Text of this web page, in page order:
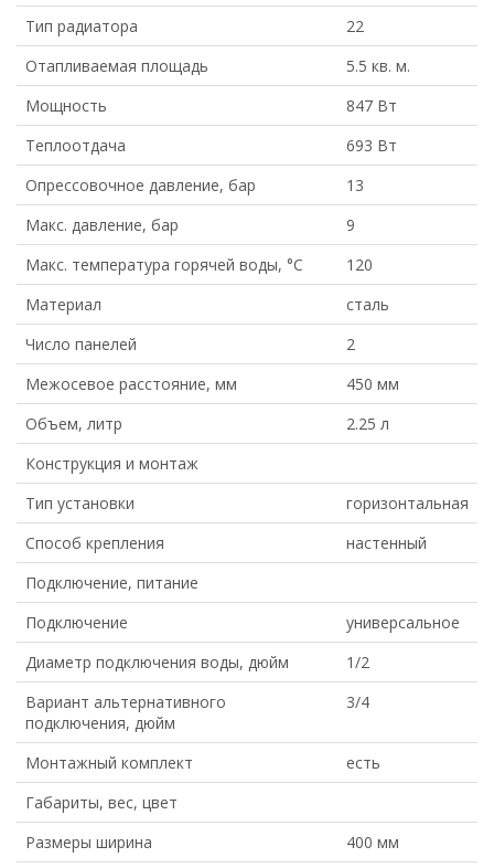
Тип радиатора
22
Отапливаемая площадь
5.5 кв. м.
Мощность
847 Вт
Теплоотдача
693 Вт
Опрессовочное давление, бар
13
Макс. давление, бар
9
Макс. температура горячей воды, °С
120
Материал
сталь
Число панелей
2
Межосевое расстояние, мм
450 мм
Объем, литр
2.25 л
Конструкция и монтаж
Тип установки
горизонтальная
Способ крепления
настенный
Подключение, питание
Подключение
универсальное
Диаметр подключения воды, дюйм
1/2
Вариант альтернативного
подключения, дюйм
3/4
Монтажный комплект
есть
Габариты, вес, цвет
Размеры ширина
400 мм